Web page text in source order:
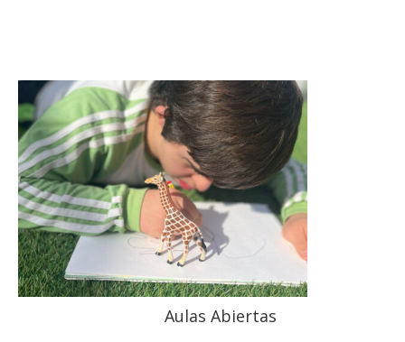
Aulas Abiertas